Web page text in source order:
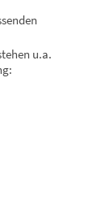
u.a.